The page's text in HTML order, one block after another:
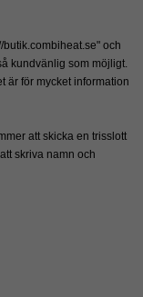
och
kundvänlig som möjligt.
är för mycket information
att skicka en trisslott
skriva namn och